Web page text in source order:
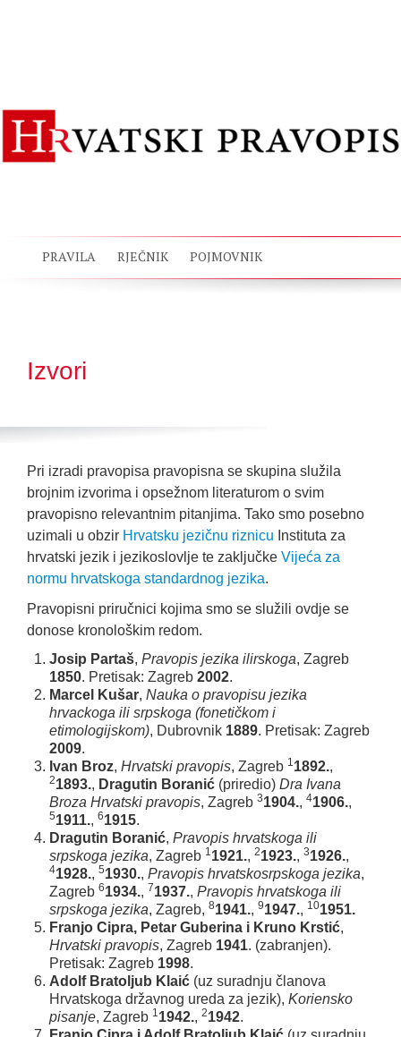
PRAVILA RJEČNIK POJMOVNIK
Izvori
Pri izradi pravopisa pravopisna se skupina služila
brojnim izvorima i opsežnom literaturom o svim
pravopisno relevantnim pitanjima. Tako smo posebno
uzimali u obzir Hrvatsku jezičnu riznicu Instituta za
hrvatski jezik i jezikoslovlje te zaključke Vijeća za
normu hrvatskoga standardnog jezika.
Pravopisni priručnici kojima smo se služili ovdje se
donose kronološkim redom.
Josip Partaš, Pravopis jezika ilirskoga, Zagreb
1850. Pretisak: Zagreb 2002.
Marcel Kušar, Nauka o pravopisu jezika
hrvackoga ili srpskoga (fonetičkom i
etimologijskom), Dubrovnik 1889. Pretisak: Zagreb
2009.
Ivan Broz, Hrvatski pravopis, Zagreb 11892.,
21893., Dragutin Boranić (priredio) Dra Ivana
Broza Hrvatski pravopis, Zagreb 31904., 41906.,
51911., 61915.
Dragutin Boranić, Pravopis hrvatskoga ili
srpskoga jezika, Zagreb 11921., 21923., 31926.,
41928., 51930., Pravopis hrvatskosrpskoga jezika,
Zagreb 61934., 71937., Pravopis hrvatskoga ili
srpskoga jezika, Zagreb, 81941., 91947., 101951.
Franjo Cipra, Petar Guberina i Kruno Krstić,
Hrvatski pravopis, Zagreb 1941. (zabranjen).
Pretisak: Zagreb 1998.
Adolf Bratoljub Klaić (uz suradnju članova
Hrvatskoga državnog ureda za jezik), Koriensko
pisanje, Zagreb 11942., 21942.